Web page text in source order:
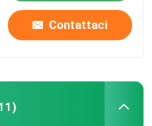
Contattaci